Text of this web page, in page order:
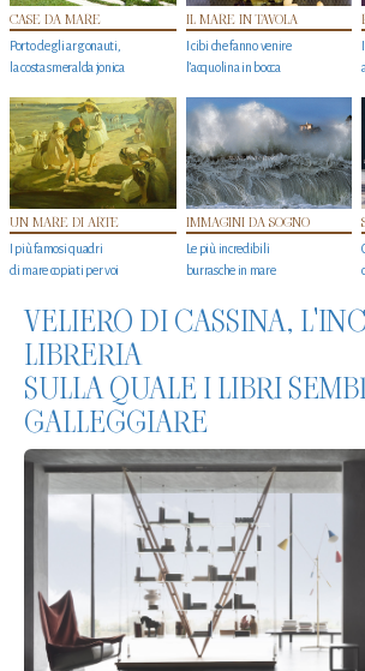
CASE DA MARE
Porto degli argonauti,
la costa smeralda jonica
IL MARE IN TAVOLA
I cibi che fanno venire
l’acquolina in bocca
UN MARE DI ARTE
I più famosi quadri
di mare copiati per voi
IMMAGINI DA SOGNO
Le più incredibili
burrasche in mare
VELIERO DI CASSINA,
LIBRERIA
SULLA QUALE I LIBRI
GALLEGGIARE